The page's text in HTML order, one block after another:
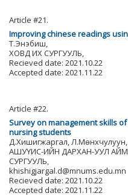
Article #21.
Improving chinese readings
Т.Энэбиш,
ХОВД ИХ СУРГУУЛЬ,
Recieved date: 2021.10.22
Accepted date: 2021.11.22
Article #22.
Survey on management skills
nursing students
Д.Хишигжаргал, Л.Мөнхчулуун,
АШУҮИС-ИЙН ДАРХАН-УУЛ
СУРГУУЛЬ,
khishigjargal.d@mnums.edu.mn
Recieved date: 2021.10.22
Accepted date: 2021.11.22